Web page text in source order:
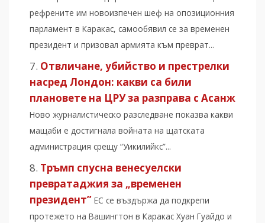
рефрените им новоизпечен шеф на опозиционния
парламент в Каракас, самообявил се за временен
президент и призовал армията към преврат...
Отвличане, убийство и престрелки
насред Лондон: какви са били
плановете на ЦРУ за разправа с Асанж
Ново журналистическо разследване показва какви
мащаби е достигнала войната на щатската
администрация срещу “Уикилийкс”...
Тръмп спусна венесуелски
превратаджия за „временен
президент” ЕС се въздържа да подкрепи
протежето на Вашингтон в Каракас Хуан Гуайдо и